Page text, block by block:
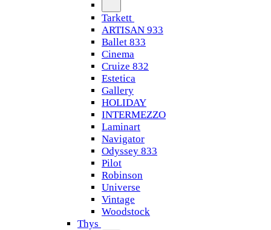
Tarkett
ARTISAN 933
Ballet 833
Cinema
Cruize 832
Estetica
Gallery
HOLIDAY
INTERMEZZO
Laminart
Navigator
Odyssey 833
Pilot
Robinson
Universe
Vintage
Woodstock
Thys